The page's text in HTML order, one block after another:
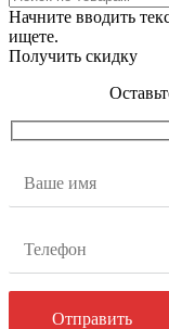
Начните вводить
ищете.
Получить скидку